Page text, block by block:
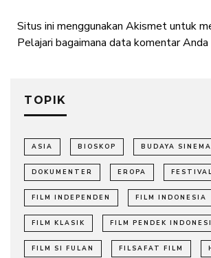
Situs ini menggunakan Akismet untuk
Pelajari bagaimana data komentar
TOPIK
ASIA BIOSKOP BUDAYA SINEMA
DOKUMENTER EROPA FESTIVAL
FILM INDEPENDEN FILM INDONESIA
FILM KLASIK FILM PENDEK
FILM SI FULAN FILSAFAT FILM